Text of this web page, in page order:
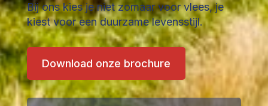
Bij ons kies je niet zomaar voor vlees, je
kiest voor een duurzame levensstijl.
Download onze brochure